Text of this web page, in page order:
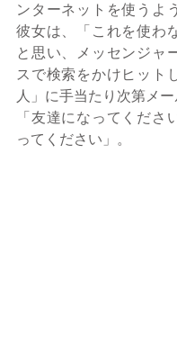
ンターネットを使うよ
彼女は、「これを使わ
と思い、メッセンジャ
スで検索をかけヒット
人」に手当たり次第メー
「友達になってくださ
ってください」。